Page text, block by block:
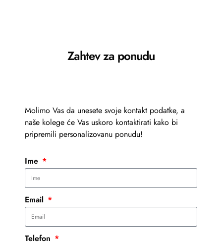
Zahtev za ponudu
Molimo Vas da unesete svoje kontakt podatke, a
naše kolege će Vas uskoro kontaktirati kako bi
pripremili personalizovanu ponudu!
Ime
Email
Telefon